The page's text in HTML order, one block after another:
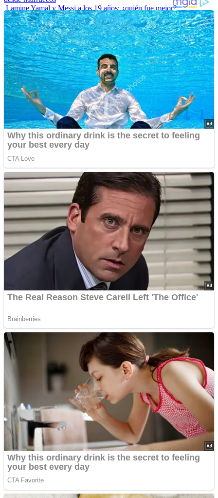
Lamine Yamal y Messi a los 19 años: ¿quién fue mejor?
“Envidiosa”, la serie argentina que muestra a una mujer real
Las 10 influencers latinas plus size que inspiran a sus seguidoras
La princesa Leonor finaliza su formación militar y se prepara para
liderar
Advertisements